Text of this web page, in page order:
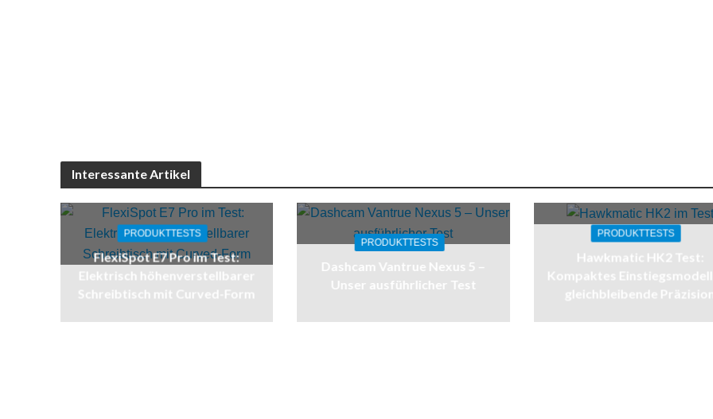
Interessante Artikel
PRODUKTTESTS
FlexiSpot E7 Pro im Test:
Elektrisch höhenverstellbarer
Schreibtisch mit Curved-Form
PRODUKTTESTS
Dashcam Vantrue Nexus 5 –
Unser ausführlicher Test
PRODUKTTESTS
Hawkmatic HK2 Test:
Kompaktes
gleichbleibende Präzision